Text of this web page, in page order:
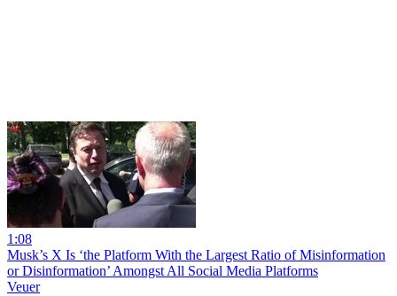
1:08
Musk’s X Is ‘the Platform With the Largest Ratio of Misinformation
or Disinformation’ Amongst All Social Media Platforms
Veuer